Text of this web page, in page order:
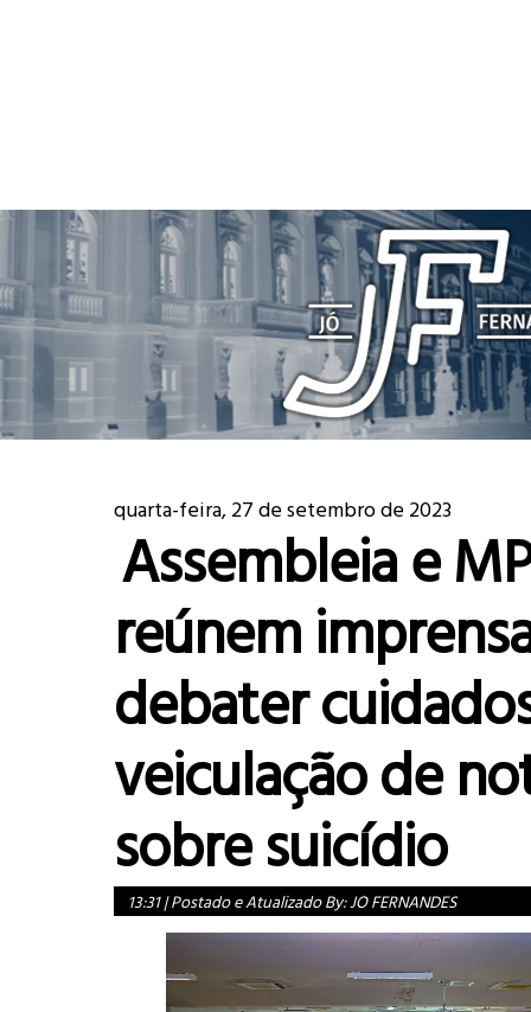
quarta-feira, 27 de setembro de 2023
Assembleia e
reúnem
debater
veiculação de
sobre suicídio
13:31|Postado e Atualizado By:JO FERNANDES